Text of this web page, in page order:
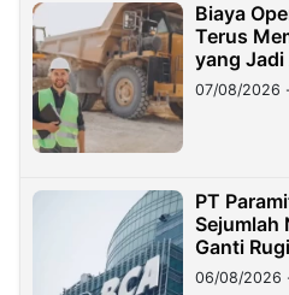
Biaya
Terus
yang
07/08/2026
PT
Sejumlah
Ganti
06/08/2026